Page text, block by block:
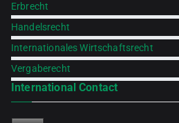
Erbrecht
Handelsrecht
Internationales Wirtschaftsrecht
Vergaberecht
International Contact